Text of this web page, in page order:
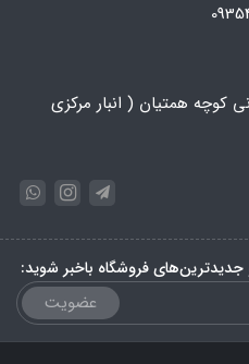
کوچه همتیان ( انبار مرکزی
فروشگاه باخبر شوید:
عضویت